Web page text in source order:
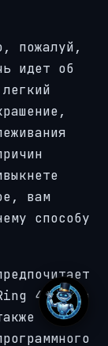
пожалуй,
идет об
вам
способу
4 — это